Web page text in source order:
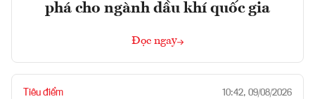
phá cho ngành dầu khí quốc gia
Đọc ngay
Tiêu điểm 10:42, 09/08/2026